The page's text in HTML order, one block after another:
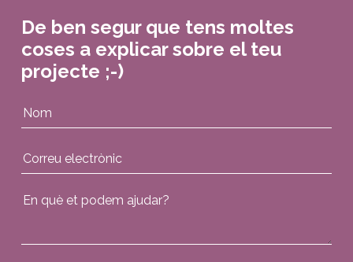
De ben segur que tens moltes
coses a explicar sobre el teu
projecte ;-)